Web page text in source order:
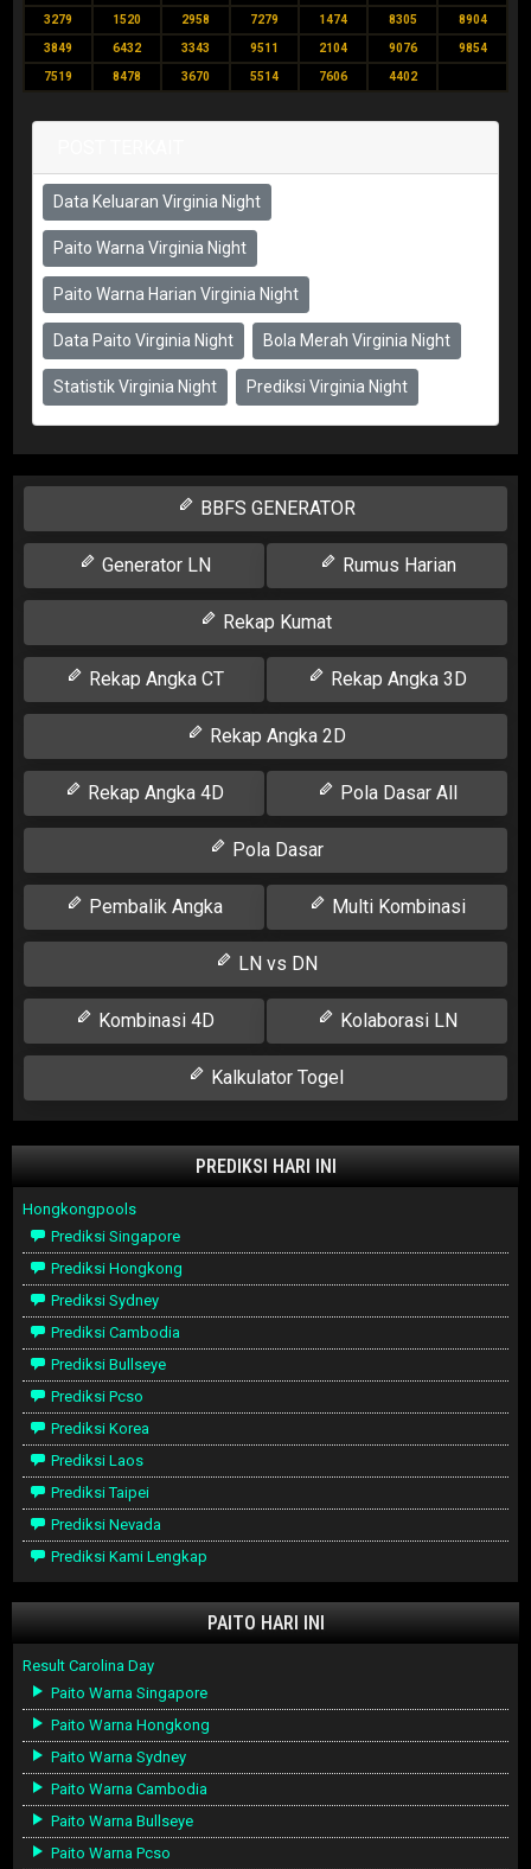
3279 1520 2958 7279 1474 8305 8904
3849 6432 3343 9511 2104 9076 9854
7519 8478 3670 5514 7606 4402
Data Keluaran Virginia Night
Paito Warna Virginia Night
Paito Warna Harian Virginia Night
Data Paito Virginia Night Bola Merah Virginia Night
Statistik Virginia Night Prediksi Virginia Night
BBFS GENERATOR
Generator LN Rumus Harian
Rekap Kumat
Rekap Angka CT Rekap Angka 3D
Rekap Angka 2D
Rekap Angka 4D Pola Dasar All
Pola Dasar
Pembalik Angka Multi Kombinasi
LN vs DN
Kombinasi 4D Kolaborasi LN
Kalkulator Togel
PREDIKSI HARI INI
Hongkongpools
Prediksi Singapore
Prediksi Hongkong
Prediksi Sydney
Prediksi Cambodia
Prediksi Bullseye
Prediksi Pcso
Prediksi Korea
Prediksi Laos
Prediksi Taipei
Prediksi Nevada
Prediksi Kami Lengkap
PAITO HARI INI
Result Carolina Day
Paito Warna Singapore
Paito Warna Hongkong
Paito Warna Sydney
Paito Warna Cambodia
Paito Warna Bullseye
Paito Warna Pcso